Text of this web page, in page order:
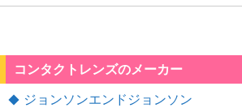
コンタクトレンズのメーカー
ジョンソンエンドジョンソン